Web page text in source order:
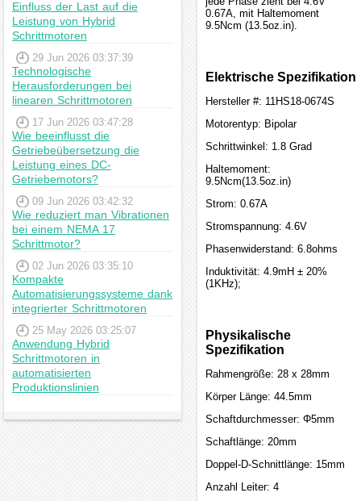
Einfluss der Last auf die
Leistung von Hybrid
Schrittmotoren
29 Jun 2026 03:37:39
Technologische
Herausforderungen bei
linearen Schrittmotoren
17 Jun 2026 03:47:28
Wie beeinflusst die
Getriebeübersetzung die
Leistung eines DC-
Getriebemotors?
09 Jun 2026 03:42:32
Wie reduziert man Vibrationen
bei einem NEMA 17
Schrittmotor?
02 Jun 2026 03:35:10
Kompakte
Automatisierungssysteme dank
integrierter Schrittmotoren
25 May 2026 03:25:07
Anwendung Hybrid
Schrittmotoren in
automatisierten
Produktionslinien
0.67A, mit Haltemoment
9.5Ncm (13.5oz.in).
Elektrische Spezifikation
Hersteller #: 11HS18-0674S
Motorentyp: Bipolar
Schrittwinkel: 1.8 Grad
Haltemoment:
9.5Ncm(13.5oz.in)
Strom: 0.67A
Stromspannung: 4.6V
Phasenwiderstand: 6.8ohms
Induktivität: 4.9mH ± 20%
(1KHz);
Physikalische
Spezifikation
Rahmengröße: 28 x 28mm
Körper Länge: 44.5mm
Schaftdurchmesser: Φ5mm
Schaftlänge: 20mm
Doppel-D-Schnittlänge: 15mm
Anzahl Leiter: 4